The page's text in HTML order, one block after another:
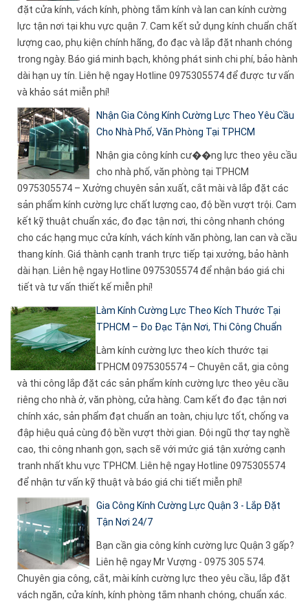
đặt cửa kính, vách kính, phòng tắm kính và lan can kính cường
lực tận nơi tại khu vực quận 7. Cam kết sử dụng kính chuẩn chất
lượng cao, phụ kiện chính hãng, đo đạc và lắp đặt nhanh chóng
trong ngày. Báo giá minh bạch, không phát sinh chi phí, bảo hành
dài hạn uy tín. Liên hệ ngay Hotline 0975305574 để được tư vấn
và khảo sát miễn phí!
Nhận Gia Công Kính Cường Lực Theo Yêu Cầu
Cho Nhà Phố, Văn Phòng Tại TPHCM
Nhận gia công kính cư��ng lực theo yêu cầu
cho nhà phố, văn phòng tại TPHCM
0975305574 – Xưởng chuyên sản xuất, cắt mài và lắp đặt các
sản phẩm kính cường lực chất lượng cao, độ bền vượt trội. Cam
kết kỹ thuật chuẩn xác, đo đạc tận nơi, thi công nhanh chóng
cho các hạng mục cửa kính, vách kính văn phòng, lan can và cầu
thang kính. Giá thành cạnh tranh trực tiếp tại xưởng, bảo hành
dài hạn. Liên hệ ngay Hotline 0975305574 để nhận báo giá chi
tiết và tư vấn thiết kế miễn phí!
Làm Kính Cường Lực Theo Kích Thước Tại
TPHCM – Đo Đạc Tận Nơi, Thi Công Chuẩn
Làm kính cường lực theo kích thước tại
TPHCM 0975305574 – Chuyên cắt, gia công
và thi công lắp đặt các sản phẩm kính cường lực theo yêu cầu
riêng cho nhà ở, văn phòng, cửa hàng. Cam kết đo đạc tận nơi
chính xác, sản phẩm đạt chuẩn an toàn, chịu lực tốt, chống va
đập hiệu quả cùng độ bền vượt thời gian. Đội ngũ thợ tay nghề
cao, thi công nhanh gọn, sạch sẽ với mức giá tận xưởng cạnh
tranh nhất khu vực TPHCM. Liên hệ ngay Hotline 0975305574
để nhận tư vấn kỹ thuật và báo giá chi tiết miễn phí!
Gia Công Kính Cường Lực Quận 3 - Lắp Đặt
Tận Nơi 24/7
Bạn cần gia công kính cường lực Quận 3 gấp?
Liên hệ ngay Mr Vượng - 0975 305 574.
Chuyên gia công, cắt, mài kính cường lực theo yêu cầu, lắp đặt
vách ngăn, cửa kính, kính phòng tắm nhanh chóng, chuẩn xác.